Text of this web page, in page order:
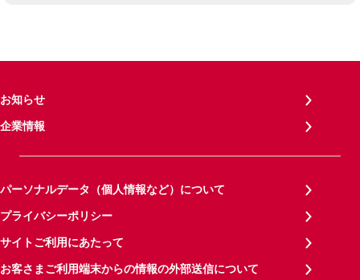
お知らせ
企業情報
パーソナルデータ（個人情報など）について
プライバシーポリシー
サイトご利用にあたって
お客さまご利用端末からの情報の外部送信について